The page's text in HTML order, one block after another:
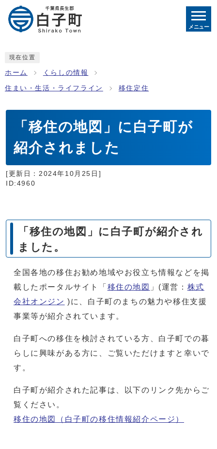
メニュー
現在位置
ホーム くらしの情報
住まい・生活・ライフライン 移住定住
「移住の地図」に白子町が
紹介されました
[更新日： 2024年10月25日 ]
ID:4960
「移住の地図」に白子町が紹介され
ました。
全国各地の移住お勧め地域やお役立ち情報などを掲
載したポータルサイト「 移住の地図 」(運営： 株式
会社オンジン )に、白子町のまちの魅力や移住支援
事業等​が紹介されています。
白子町への移住を検討されている方、白子町での暮
らしに興味がある方に、ご覧いただけますと幸いで
す。
白子町が紹介された記事は、以下のリンク先からご
覧ください。
移住の地図（白子町の移住情報紹介ページ）